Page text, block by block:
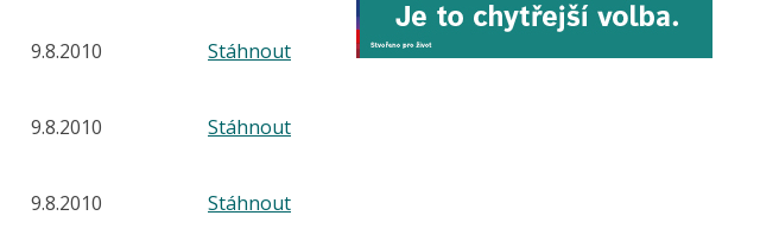
9.8.2010 Stáhnout
9.8.2010 Stáhnout
9.8.2010 Stáhnout